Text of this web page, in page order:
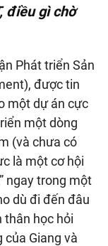
điều gì chờ
Phát triển Sản
được tin
một dự án cực
một dòng
(và chưa có
là một cơ hội
ngay trong một
dù đi đến đâu
thân học hỏi
của Giang và